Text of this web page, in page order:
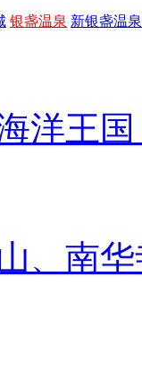
银盏温泉 新银盏温泉
洋王
、南